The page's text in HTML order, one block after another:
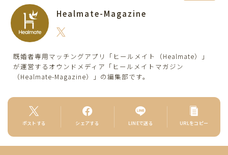
Healmate-Magazine
既婚者専用マッチングアプリ「ヒールメイト（Healmate）」
が運営するオウンドメディア「ヒールメイトマガジン
（Healmate-Magazine）」の編集部です。
ポストする シェアする LINEで送る URLをコピー